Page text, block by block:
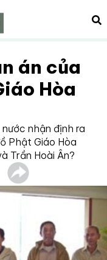
án của
Hòa
nhận định ra
Phật Giáo Hòa
Trần Hoài Ân?